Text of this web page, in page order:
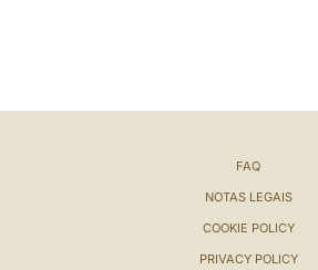
FAQ
NOTAS LEGAIS
COOKIE POLICY
PRIVACY POLICY